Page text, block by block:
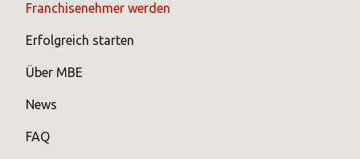
Franchisenehmer werden
Erfolgreich starten
Über MBE
News
FAQ